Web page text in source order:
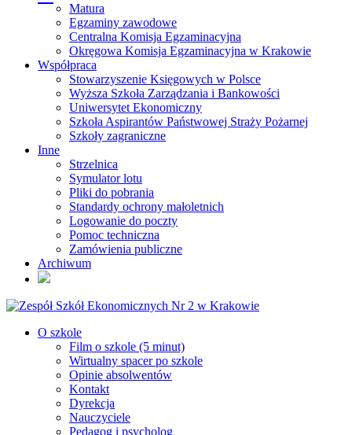
Matura
Egzaminy zawodowe
Centralna Komisja Egzaminacyjna
Okręgowa Komisja Egzaminacyjna w Krakowie
Współpraca
Stowarzyszenie Księgowych w Polsce
Wyższa Szkoła Zarządzania i Bankowości
Uniwersytet Ekonomiczny
Szkoła Aspirantów Państwowej Straży Pożarnej
Szkoły zagraniczne
Inne
Strzelnica
Symulator lotu
Pliki do pobrania
Standardy ochrony małoletnich
Logowanie do poczty
Pomoc techniczna
Zamówienia publiczne
Archiwum
O szkole
Film o szkole (5 minut)
Wirtualny spacer po szkole
Opinie absolwentów
Kontakt
Dyrekcja
Nauczyciele
Pedagog i psycholog